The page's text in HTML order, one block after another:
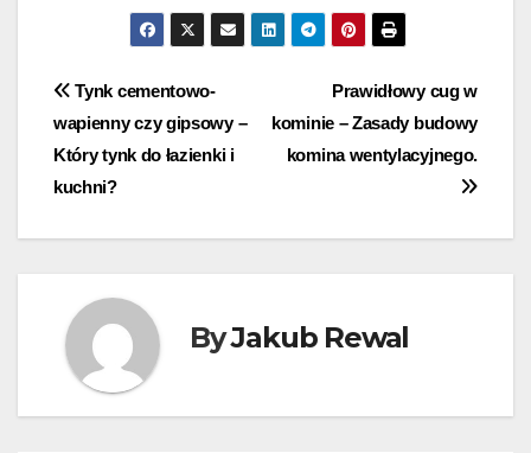
Nawigacja
wpisu
Prawidłowy cug w
kominie – Zasady budowy
komina wentylacyjnego.
Tynk cementowo-
wapienny czy gipsowy –
Który tynk do łazienki i
kuchni?
ByJakub Rewal